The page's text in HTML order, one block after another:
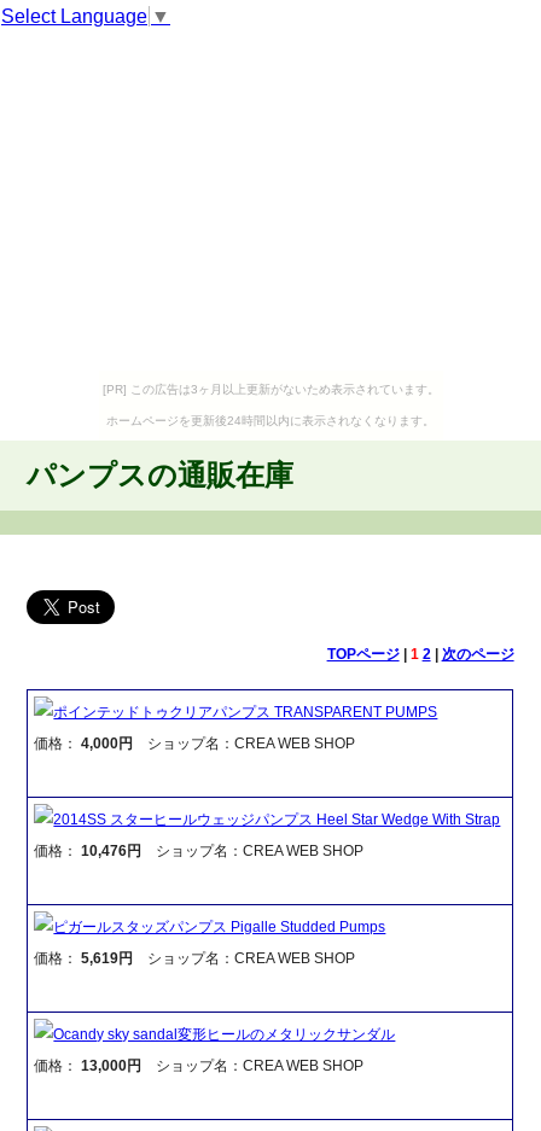
Select Language ▼
[PR] この広告は3ヶ月以上更新がないため表示されています。
ホームページを更新後24時間以内に表示されなくなります。
パンプスの通販在庫
TOPページ| 1 2| 次のページ
ポインテッドトゥクリアパンプス TRANSPARENT PUMPS
価格：4,000円 ショップ名：CREA WEB SHOP
2014SS スターヒールウェッジパンプス Heel Star Wedge With Strap
価格：10,476円 ショップ名：CREA WEB SHOP
ピガールスタッズパンプス Pigalle Studded Pumps
価格：5,619円 ショップ名：CREA WEB SHOP
Ocandy sky sandal変形ヒールのメタリックサンダル
価格：13,000円 ショップ名：CREA WEB SHOP